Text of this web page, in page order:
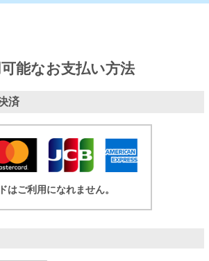
能なお支払い方法
済
はご利用になれません。